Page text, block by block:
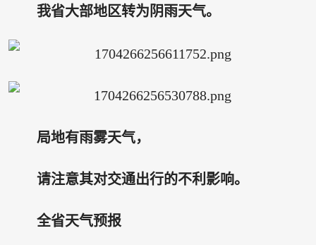
我省大部地区转为阴雨天气。
局地有雨雾天气，
请注意其对交通出行的不利影响。
全省天气预报